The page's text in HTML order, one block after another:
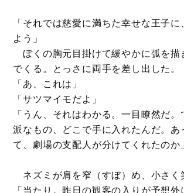
「それでは慈愛に満ちた幸せな王子
よう」
ぼくの胸元目掛けて緩やかに弧を描
でくる。とっさに両手を差し出した。
「あ、これは」
「サツマイモだよ」
「うん、それはわかる。一目瞭然だ
派なもの、どこで手に入れたんだ。あ
て、劇場の支配人が分けてくれたのか」
ネズミが肩を窄（すぼ）め、小さく
「当たり。昨日の観客の入りが予想